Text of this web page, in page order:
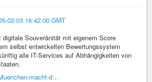
02-03 16:42:00 GMT
digitale Souveränität mit eigenem Score
selbst entwickelten Bewertungssystem
alle IT-Services auf Abhängigkeiten von
macht-d…